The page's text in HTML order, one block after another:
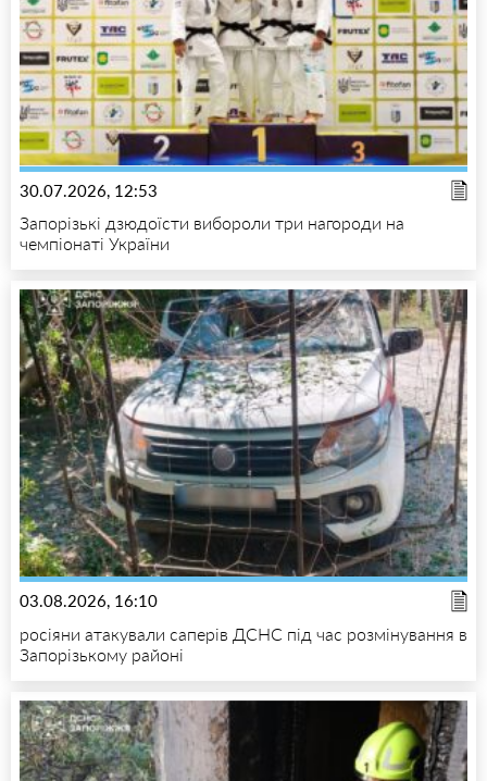
30.07.2026, 12:53
Запорізькі дзюдоїсти вибороли три нагороди на
чемпіонаті України
03.08.2026, 16:10
росіяни атакували саперів ДСНС під час розмінування в
Запорізькому районі